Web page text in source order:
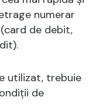
numerar
(card de debit,
utilizat, trebuie
de